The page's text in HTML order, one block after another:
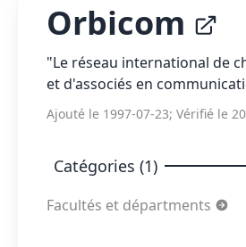
Orbicom
"Le réseau international de
et d'associés en
Ajouté le 1997-07-23; Vérifié le
Catégories (1)
Facultés et départments